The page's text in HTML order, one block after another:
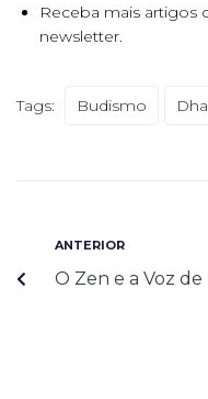
Receba mais artigos
newsletter.
Tags: Budismo
ANTERIOR
O Zen e a Voz